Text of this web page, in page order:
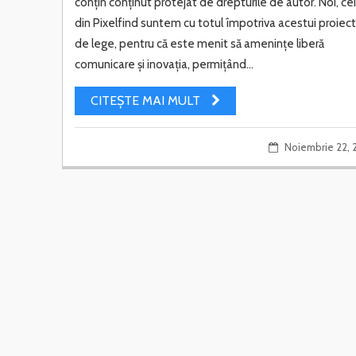
din Pixelfind suntem cu totul împotriva acestui proiect
de lege, pentru că este menit să amenințe liberă
comunicare și inovația, permițând...
CITEȘTE MAI MULT
Noiembrie 22,